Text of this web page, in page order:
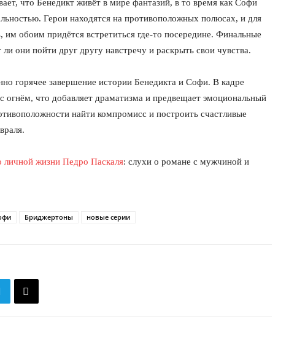
что Бенедикт живёт в мире фантазий, в то время как Софи
Герои находятся на противоположных полюсах, и для
обоим придётся встретиться где-то посередине. Финальные
они пойти друг другу навстречу и раскрыть свои чувства.
горячее завершение истории Бенедикта и Софи. В кадре
огнём, что добавляет драматизма и предвещает эмоциональный
найти компромисс и построить счастливые
личной жизни Педро Паскаля: слухи о романе с мужчиной и
Бриджертоны новые серии